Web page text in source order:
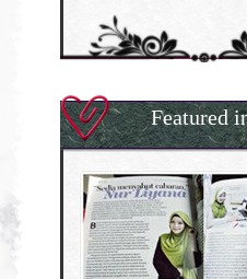
Featured